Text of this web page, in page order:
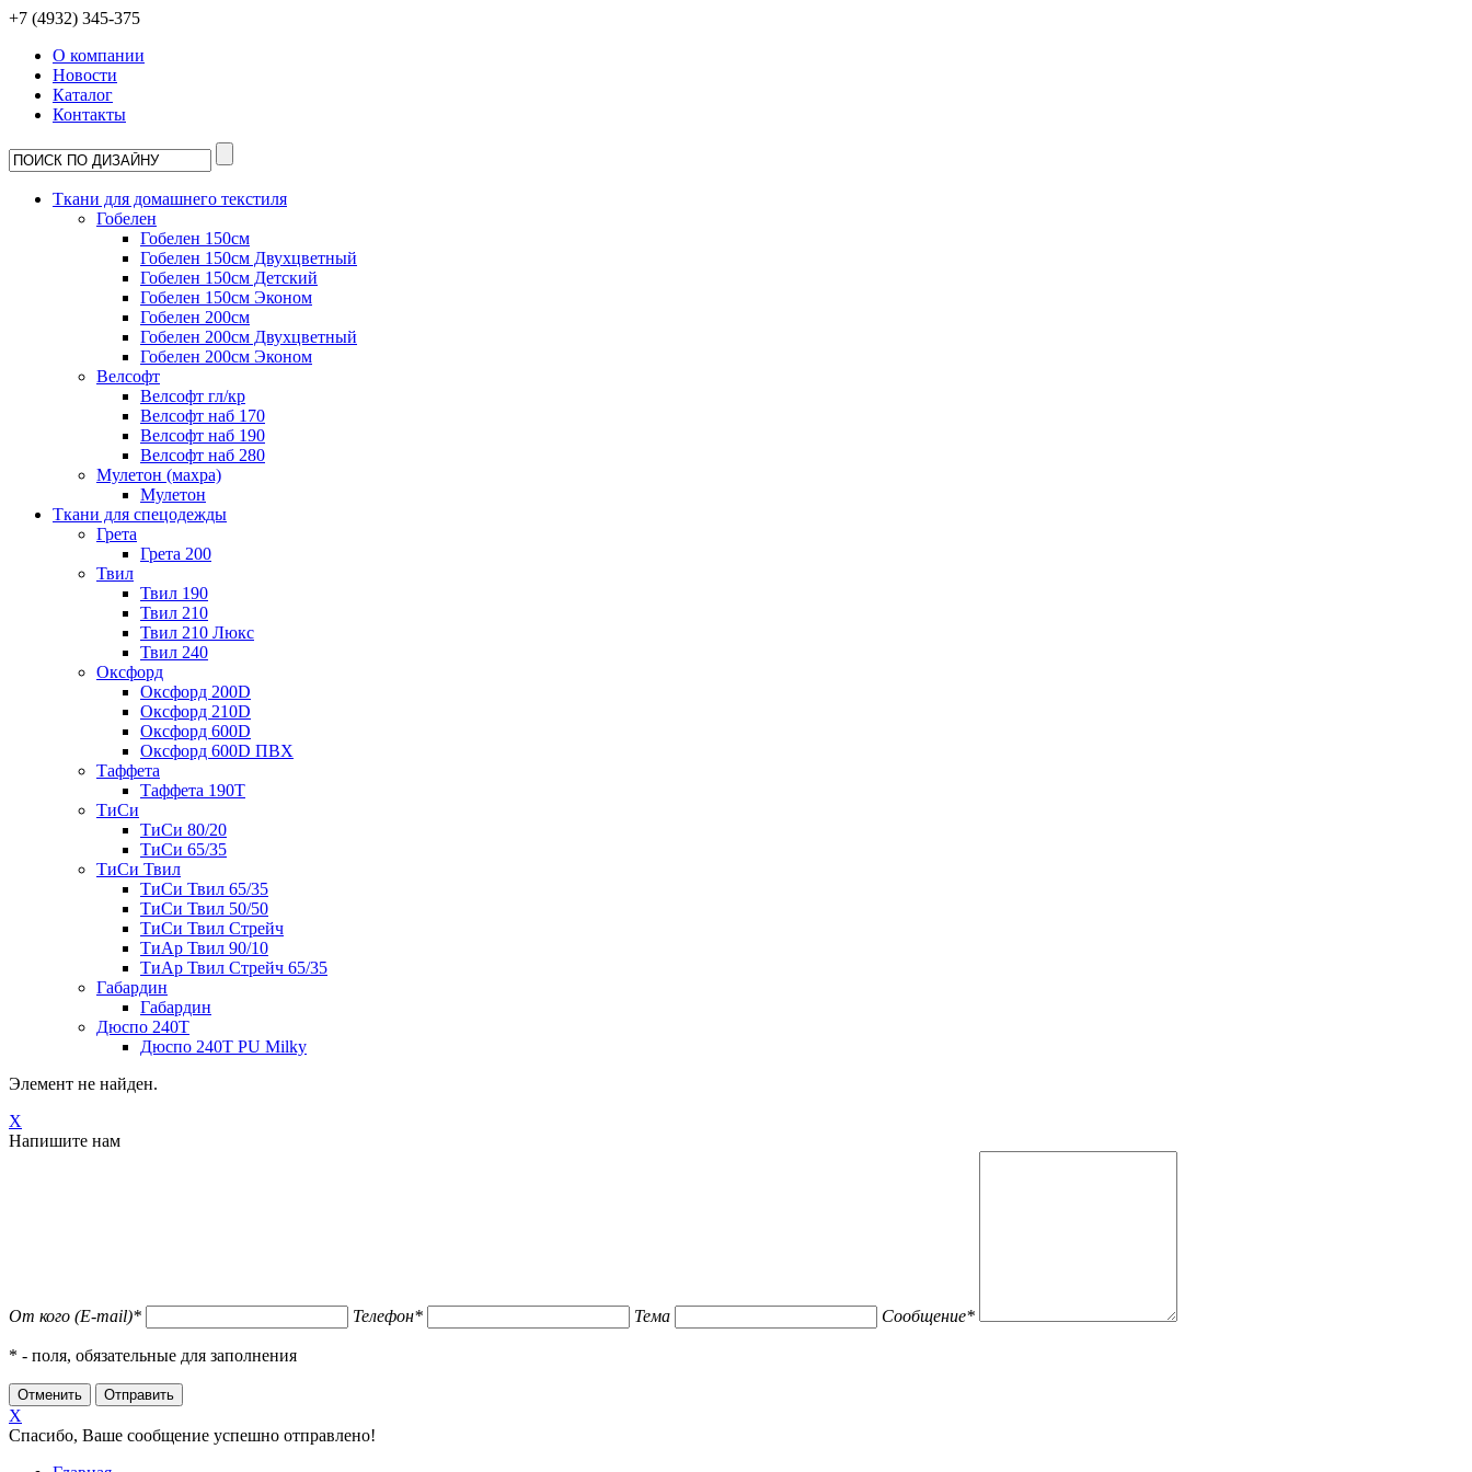
+7 (4932) 345-375
О компании
Новости
Каталог
Контакты
Ткани для домашнего текстиля
Гобелен
Гобелен 150см
Гобелен 150см Двухцветный
Гобелен 150см Детский
Гобелен 150см Эконом
Гобелен 200см
Гобелен 200см Двухцветный
Гобелен 200см Эконом
Велсофт
Велсофт гл/кр
Велсофт наб 170
Велсофт наб 190
Велсофт наб 280
Мулетон (махра)
Мулетон
Ткани для спецодежды
Грета
Грета 200
Твил
Твил 190
Твил 210
Твил 210 Люкс
Твил 240
Оксфорд
Оксфорд 200D
Оксфорд 210D
Оксфорд 600D
Оксфорд 600D ПВХ
Таффета
Таффета 190T
ТиСи
ТиСи 80/20
ТиСи 65/35
ТиСи Твил
ТиСи Твил 65/35
ТиСи Твил 50/50
ТиСи Твил Стрейч
ТиАр Твил 90/10
ТиАр Твил Стрейч 65/35
Габардин
Габардин
Дюспо 240Т
Дюспо 240Т PU Milky
Элемент не найден.
X
Напишите нам
От кого (E-mail)* Телефон* Тема Сообщение*
* - поля, обязательные для заполнения
X
Спасибо, Ваше сообщение успешно отправлено!